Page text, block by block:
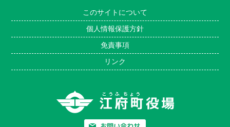
このサイトについて
個人情報保護方針
免責事項
リンク